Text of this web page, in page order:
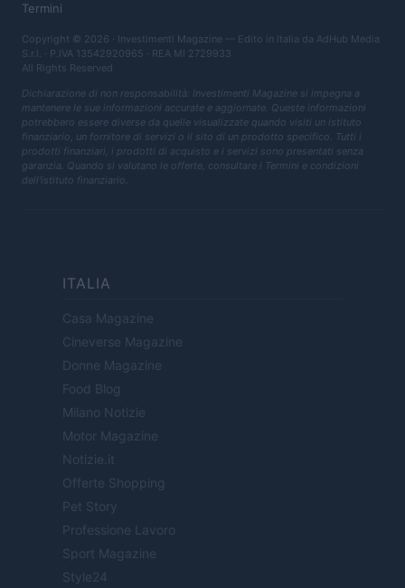
Termini
Copyright © 2026 · Investimenti Magazine — Edito in Italia da AdHub Media
S.r.l. · P.IVA 13542920965 · REA MI 2729933
All Rights Reserved
Dichiarazione di non responsabilità: Investimenti Magazine si impegna a
mantenere le sue informazioni accurate e aggiornate. Queste informazioni
potrebbero essere diverse da quelle visualizzate quando visiti un istituto
finanziario, un fornitore di servizi o il sito di un prodotto specifico. Tutti i
prodotti finanziari, i prodotti di acquisto e i servizi sono presentati senza
garanzia. Quando si valutano le offerte, consultare i Termini e condizioni
dell'istituto finanziario.
ITALIA
Casa Magazine
Cineverse Magazine
Donne Magazine
Food Blog
Milano Notizie
Motor Magazine
Notizie.it
Offerte Shopping
Pet Story
Professione Lavoro
Sport Magazine
Style24